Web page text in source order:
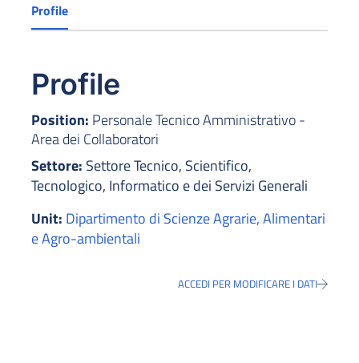
Profile
Profile
Position: Personale Tecnico Amministrativo -
Area dei Collaboratori
Settore: Settore Tecnico, Scientifico,
Tecnologico, Informatico e dei Servizi Generali
Unit: Dipartimento di Scienze Agrarie, Alimentari
e Agro-ambientali
ACCEDI PER MODIFICARE I DATI